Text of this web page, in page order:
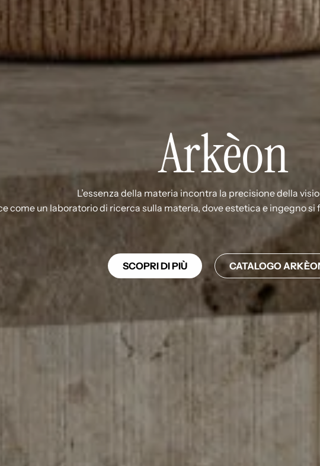
Arkèon
L’essenza della materia incontra la precisione della
come un laboratorio di ricerca sulla materia, dove estetica e ingegno
SCOPRI DI PIÙ CATALOGO